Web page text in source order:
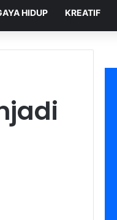
HIDUP KREATIF